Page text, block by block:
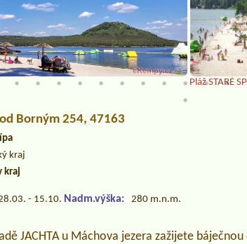
Pláž STARÉ
Borným 254, 47163
kraj
kraj
- 15.10. Nadm.výška:
280 m.n.m.
JACHTA u Máchova jezera zažijete